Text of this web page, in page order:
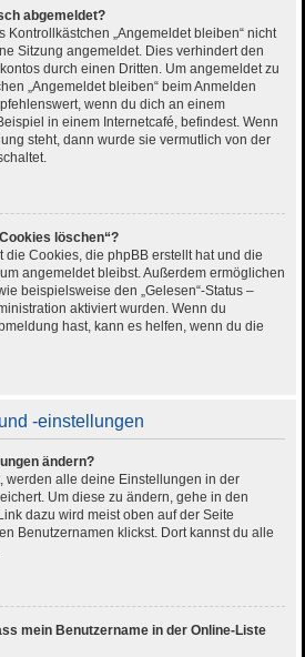
abgemeldet?
Kontrollkästchen „Angemeldet bleiben“ nicht
Sitzung angemeldet. Dies verhindert den
durch einen Dritten. Um angemeldet zu
„Angemeldet bleiben“ beim Anmelden
wenn du dich an einem
in einem Internetcafé, befindest. Wenn
steht, dann wurde sie vermutlich von der
löschen“?
die Cookies, die phpBB erstellt hat und die
angemeldet bleibst. Außerdem ermöglichen
beispielsweise den „Gelesen“-Status –
aktiviert wurden. Wenn du
hast, kann es helfen, wenn du die
-einstellungen
ändern?
werden alle deine Einstellungen in der
Um diese zu ändern, gehe in den
dazu wird meist oben auf der Seite
Benutzernamen klickst. Dort kannst du alle
mein Benutzername in der Online-Liste